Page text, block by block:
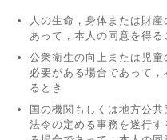
人の生命，身体または財
あって，本人の同意を得る
公衆衛生の向上または児
必要がある場合であって
るとき
国の機関もしくは地方公
法令の定める事務を遂行